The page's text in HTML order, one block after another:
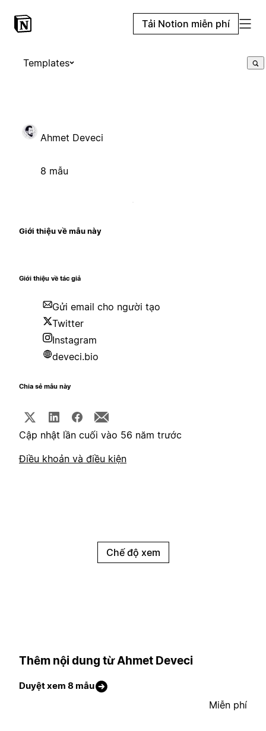
Tải Notion miễn phí
Templates
Ahmet Deveci
8 mẫu
Giới thiệu về mẫu này
Giới thiệu về tác giả
Gửi email cho người tạo
Twitter
Instagram
deveci.bio
Chia sẻ mẫu này
Cập nhật lần cuối vào 56 năm trước
Điều khoản và điều kiện
Chế độ xem
Thêm nội dung từ Ahmet Deveci
Duyệt xem 8 mẫu
Miễn phí